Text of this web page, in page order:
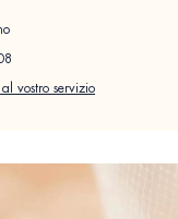
vostro servizio